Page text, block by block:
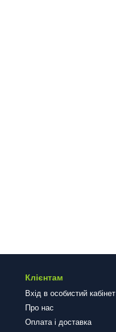
Клієнтам
Вхід в особистий кабінет
Про нас
Оплата і доставка